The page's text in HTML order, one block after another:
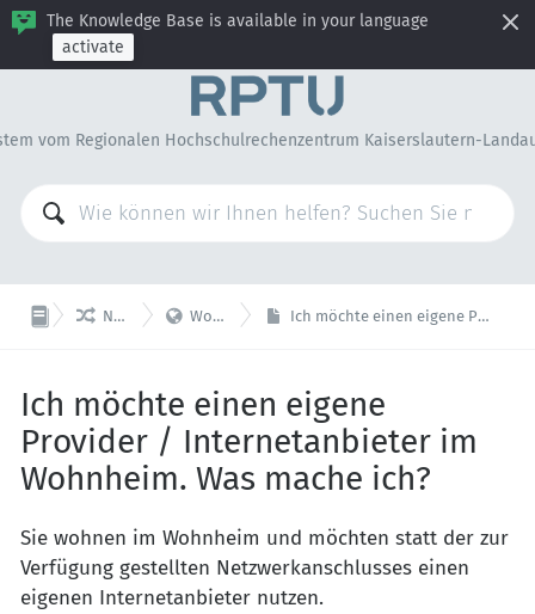
The Knowledge Base is available in your language
activate
vom Regionalen Hochschulrechenzentrum Kaiserslautern-
 Netz & Telefonie  Wohnheim Internet Ich möchte einen eigene Provider / Internetanbieter im Wohnheim. Was mache ich?
Ich möchte einen eigene
Provider / Internetanbieter im
Wohnheim. Was mache ich?
Sie wohnen im Wohnheim und möchten statt der zur
Verfügung gestellten Netzwerkanschlusses einen
eigenen Internetanbieter nutzen.